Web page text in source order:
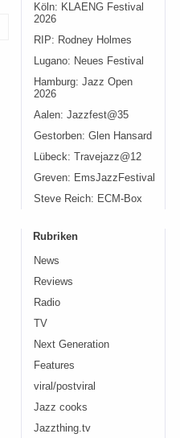
Köln: KLAENG Festival
2026
RIP: Rodney Holmes
Lugano: Neues Festival
Hamburg: Jazz Open
2026
Aalen: Jazzfest@35
Gestorben: Glen Hansard
Lübeck: Travejazz@12
Greven: EmsJazzFestival
Steve Reich: ECM-Box
Rubriken
News
Reviews
Radio
TV
Next Generation
Features
viral/postviral
Jazz cooks
Jazzthing.tv